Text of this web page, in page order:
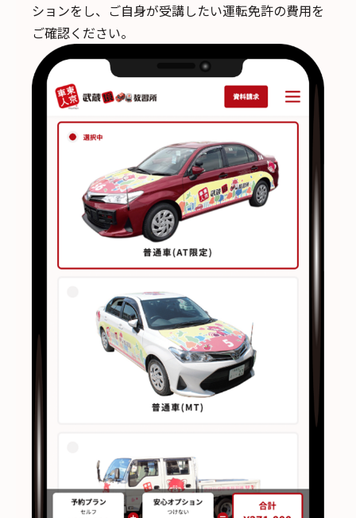
ションをし、ご自身が受講したい運転免許の費用を
ご確認ください。